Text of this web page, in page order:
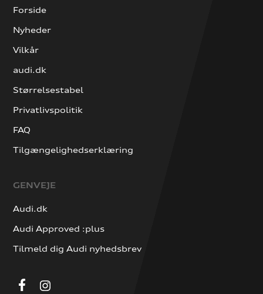
Forside
Nyheder
Vilkår
audi.dk
Størrelsestabel
Privatlivspolitik
FAQ
Tilgængelighedserklæring
GENVEJE
Audi.dk
Audi Approved :plus
Tilmeld dig Audi nyhedsbrev